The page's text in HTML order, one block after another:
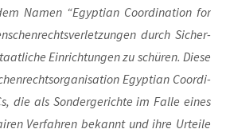
Namen “Egyp­ti­an Coor­di­na­ti­on for
durch Sicher­
Ein­rich­tun­gen zu schü­ren. Die­se
Egyp­ti­an Coor­di­
die als Son­der­ge­rich­te im Fal­le eines
Ver­fah­ren bekannt und ihre Urtei­le